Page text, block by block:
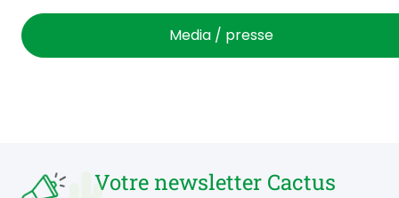
Media / presse
Votre newsletter Cactus